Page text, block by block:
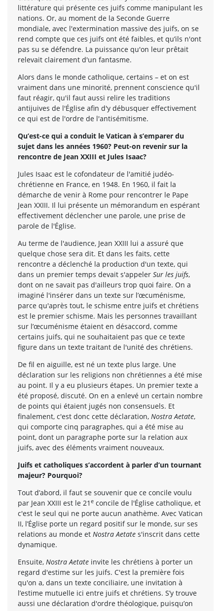
littérature qui présente ces juifs comme manipulant les
nations. Or, au moment de la Seconde Guerre
mondiale, avec l'extermination massive des juifs, on se
rend compte que ces juifs ont été faibles, et qu’ils n'ont
pas su se défendre. La puissance qu'on leur prêtait
relevait clairement d'un fantasme.
Alors dans le monde catholique, certains – et on est
vraiment dans une minorité, prennent conscience qu'il
faut réagir, qu'il faut aussi relire les traditions
antijuives de l'Église afin d'y débusquer effectivement
ce qui est de l'ordre de l'antisémitisme.
Qu’est-ce qui a conduit le Vatican à s’emparer du
sujet dans les années 1960? Peut-on revenir sur la
rencontre de Jean XXIII et Jules Isaac?
Jules Isaac est le cofondateur de l'amitié judéo-
chrétienne en France, en 1948. En 1960, il fait la
démarche de venir à Rome pour rencontrer le Pape
Jean XXIII. Il lui présente un mémorandum en espérant
effectivement déclencher une parole, une prise de
parole de l'Église.
Au terme de l'audience, Jean XXIII lui a assuré que
quelque chose sera dit. Et dans les faits, cette
rencontre a déclenché la production d'un texte, qui
dans un premier temps devait s'appeler Sur les juifs,
dont on ne savait pas d'ailleurs trop quoi faire. On a
imaginé l'insérer dans un texte sur l’œcuménisme,
parce qu'après tout, le schisme entre juifs et chrétiens
est le premier schisme. Mais les personnes travaillant
sur l’œcuménisme étaient en désaccord, comme
certains juifs, qui ne souhaitaient pas que ce texte
figure dans un texte traitant de l'unité des chrétiens.
De fil en aiguille, est né un texte plus large. Une
déclaration sur les religions non chrétiennes a été mise
au point. Il y a eu plusieurs étapes. Un premier texte a
été proposé, discuté. On en a enlevé un certain nombre
de points qui étaient jugés non consensuels. Et
finalement, c'est donc cette déclaration, Nostra Aetate,
qui comporte cinq paragraphes, qui a été mise au
point, dont un paragraphe porte sur la relation aux
juifs, avec des éléments vraiment nouveaux.
Juifs et catholiques s’accordent à parler d’un tournant
majeur? Pourquoi?
Tout d’abord, il faut se souvenir que ce concile voulu
par Jean XXIII est le 21 e concile de l'Église catholique, et
c'est le seul qui ne porte aucun anathème. Avec Vatican
II, l’Église porte un regard positif sur le monde, sur ses
relations au monde et Nostra Aetate s'inscrit dans cette
dynamique.
Ensuite, Nostra Aetate invite les chrétiens à porter un
regard d'estime sur les juifs. C'est la première fois
qu'on a, dans un texte conciliaire, une invitation à
l’estime mutuelle ici entre juifs et chrétiens. S’y trouve
aussi une déclaration d'ordre théologique, puisqu’on